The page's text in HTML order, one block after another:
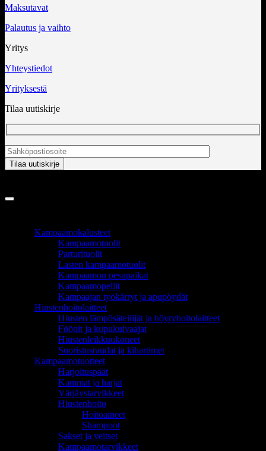
Maksutavat
Palautus ja vaihto
Yritys
Yhteystiedot
Yrityksestä
Tilaa uutiskirje
Kampaamokalusteet
Kampaamotuolit
Parturituolit
Lasten kampaamotuolit
Kampaamon pesupaikat
Kampaamopeilit
Kampaajan työkärryt ja apupöydät
Hiustenhoitolaitteet
Hiusten lämpösäteilijät ja höyryhoitolaitteet
Föönit ja kupukuivaajat
Hiustenleikkuukoneet
Suoristusraudat ja kihartimet
Kampaamotuotteet
Harjoituspäät
Kammat ja harjat
Värjäystarvikkeet
Hiustenhoito
Hoitoaineet
Shampoot
Sakset ja veitset
Kampaamotarvikkeet